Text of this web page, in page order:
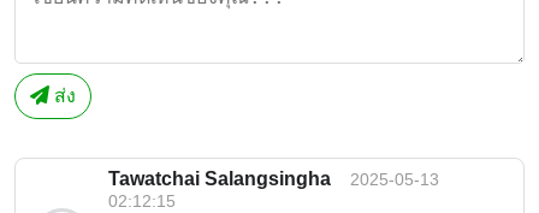
ส่ง
Tawatchai Salangsingha
2025-05-13
02:12:15